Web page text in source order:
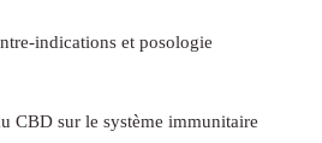
indications et posologie
CBD sur le système immunitaire